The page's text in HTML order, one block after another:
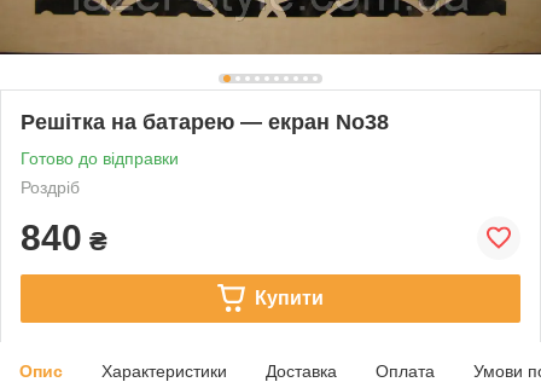
Решітка на батарею — екран No38
Готово до відправки
Роздріб
840 ₴
Купити
Опис Характеристики Доставка Оплата Умови